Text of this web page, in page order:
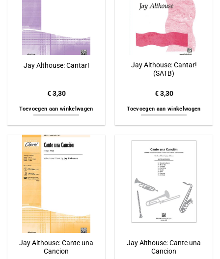
Jay Althouse: Cantar!
€3,30
Toevoegen aan winkelwagen
Jay Althouse: Cantar!
(SATB)
€3,30
Toevoegen aan winkelwagen
Jay Althouse: Cante una
Cancion
Jay Althouse: Cante una
Cancion